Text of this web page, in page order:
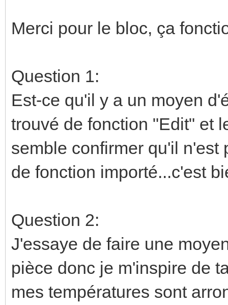
Merci pour le bloc, ça
Question 1:
Est-ce qu'il y a un moyen
trouvé de fonction "Edit" et
semble confirmer qu'il
de fonction importé...c'est
Question 2:
J'essaye de faire une
pièce donc je m'inspire de
mes températures sont